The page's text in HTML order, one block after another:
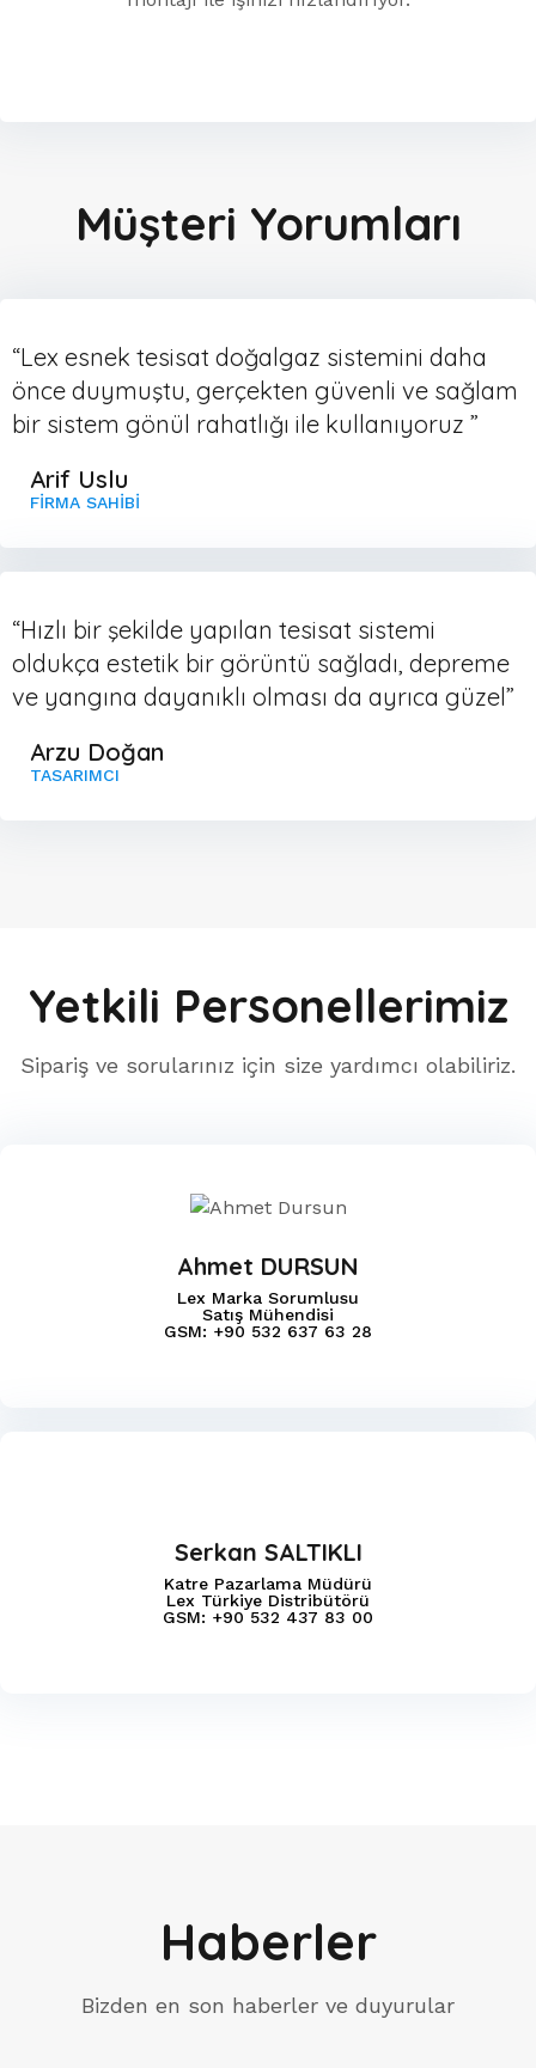
Müşteri Yorumları
“Lex esnek tesisat doğalgaz sistemini daha
önce duymuştu, gerçekten güvenli ve sağlam
bir sistem gönül rahatlığı ile kullanıyoruz ”
Arif Uslu
FIRMA SAHIBI
“Hızlı bir şekilde yapılan tesisat sistemi
oldukça estetik bir görüntü sağladı, depreme
ve yangına dayanıklı olması da ayrıca güzel”
Arzu Doğan
TASARIMCI
Yetkili Personellerimiz
Sipariş ve sorularınız için size yardımcı olabiliriz.
Ahmet DURSUN
Lex Marka Sorumlusu
Satış Mühendisi
GSM: +90 532 637 63 28
Serkan SALTIKLI
Katre Pazarlama Müdürü
Lex Türkiye Distribütörü
GSM: +90 532 437 83 00
Haberler
Bizden en son haberler ve duyurular